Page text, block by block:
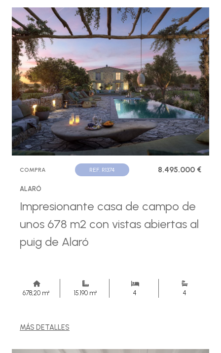
COMPRA REF. R1374 8.495.000 €
ALARÓ
Impresionante casa de campo de
unos 678 m2 con vistas abiertas al
puig de Alaró
678,20 m² 15.190 m² 4 4
MÁS DETALLES